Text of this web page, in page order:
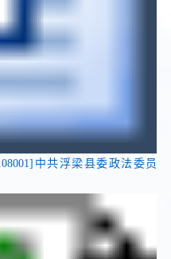
中共浮梁县委政法委员